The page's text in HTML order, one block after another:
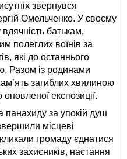
звернувся
Омельченко. У своєму
батькам,
полеглих воїнів за
які до останнього
Разом із родинами
загиблих хвилиною
експозиції.
за упокій душ
місцеві
громаду єднатися
захисників, настання